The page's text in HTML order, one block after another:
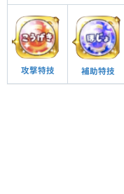
攻撃特技 補助特技